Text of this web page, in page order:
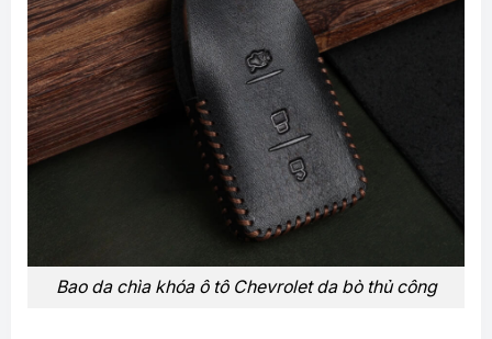
Bao da chìa khóa ô tô Chevrolet da bò thủ công